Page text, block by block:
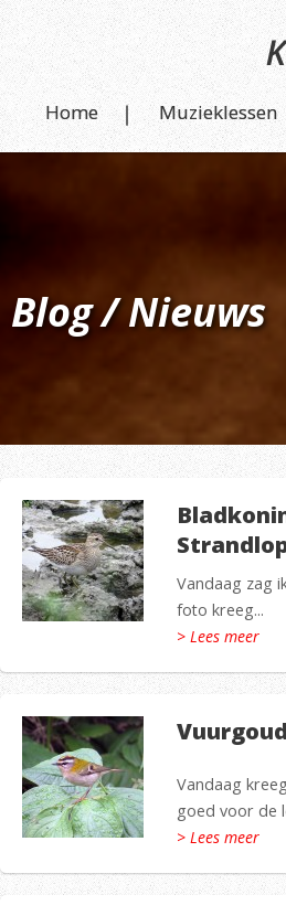
Home Muzieklessen
Blog / Nieuws
Vandaag zag
foto kreeg...
> Lees meer
Vandaag
goed voor de
> Lees meer